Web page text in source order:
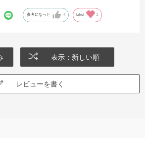
これまで色々試行錯誤していまし
問題が一番だったのだろうと思い
使わせて頂きたいと思います。
参考になった 4 Like! 1
表示：新しい順
レビューを書く